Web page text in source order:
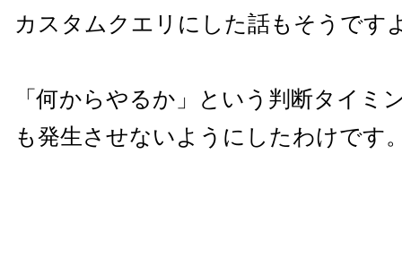
カスタムクエリにした話もそうです
「何からやるか」という判断タイミ
も発生させないようにしたわけです